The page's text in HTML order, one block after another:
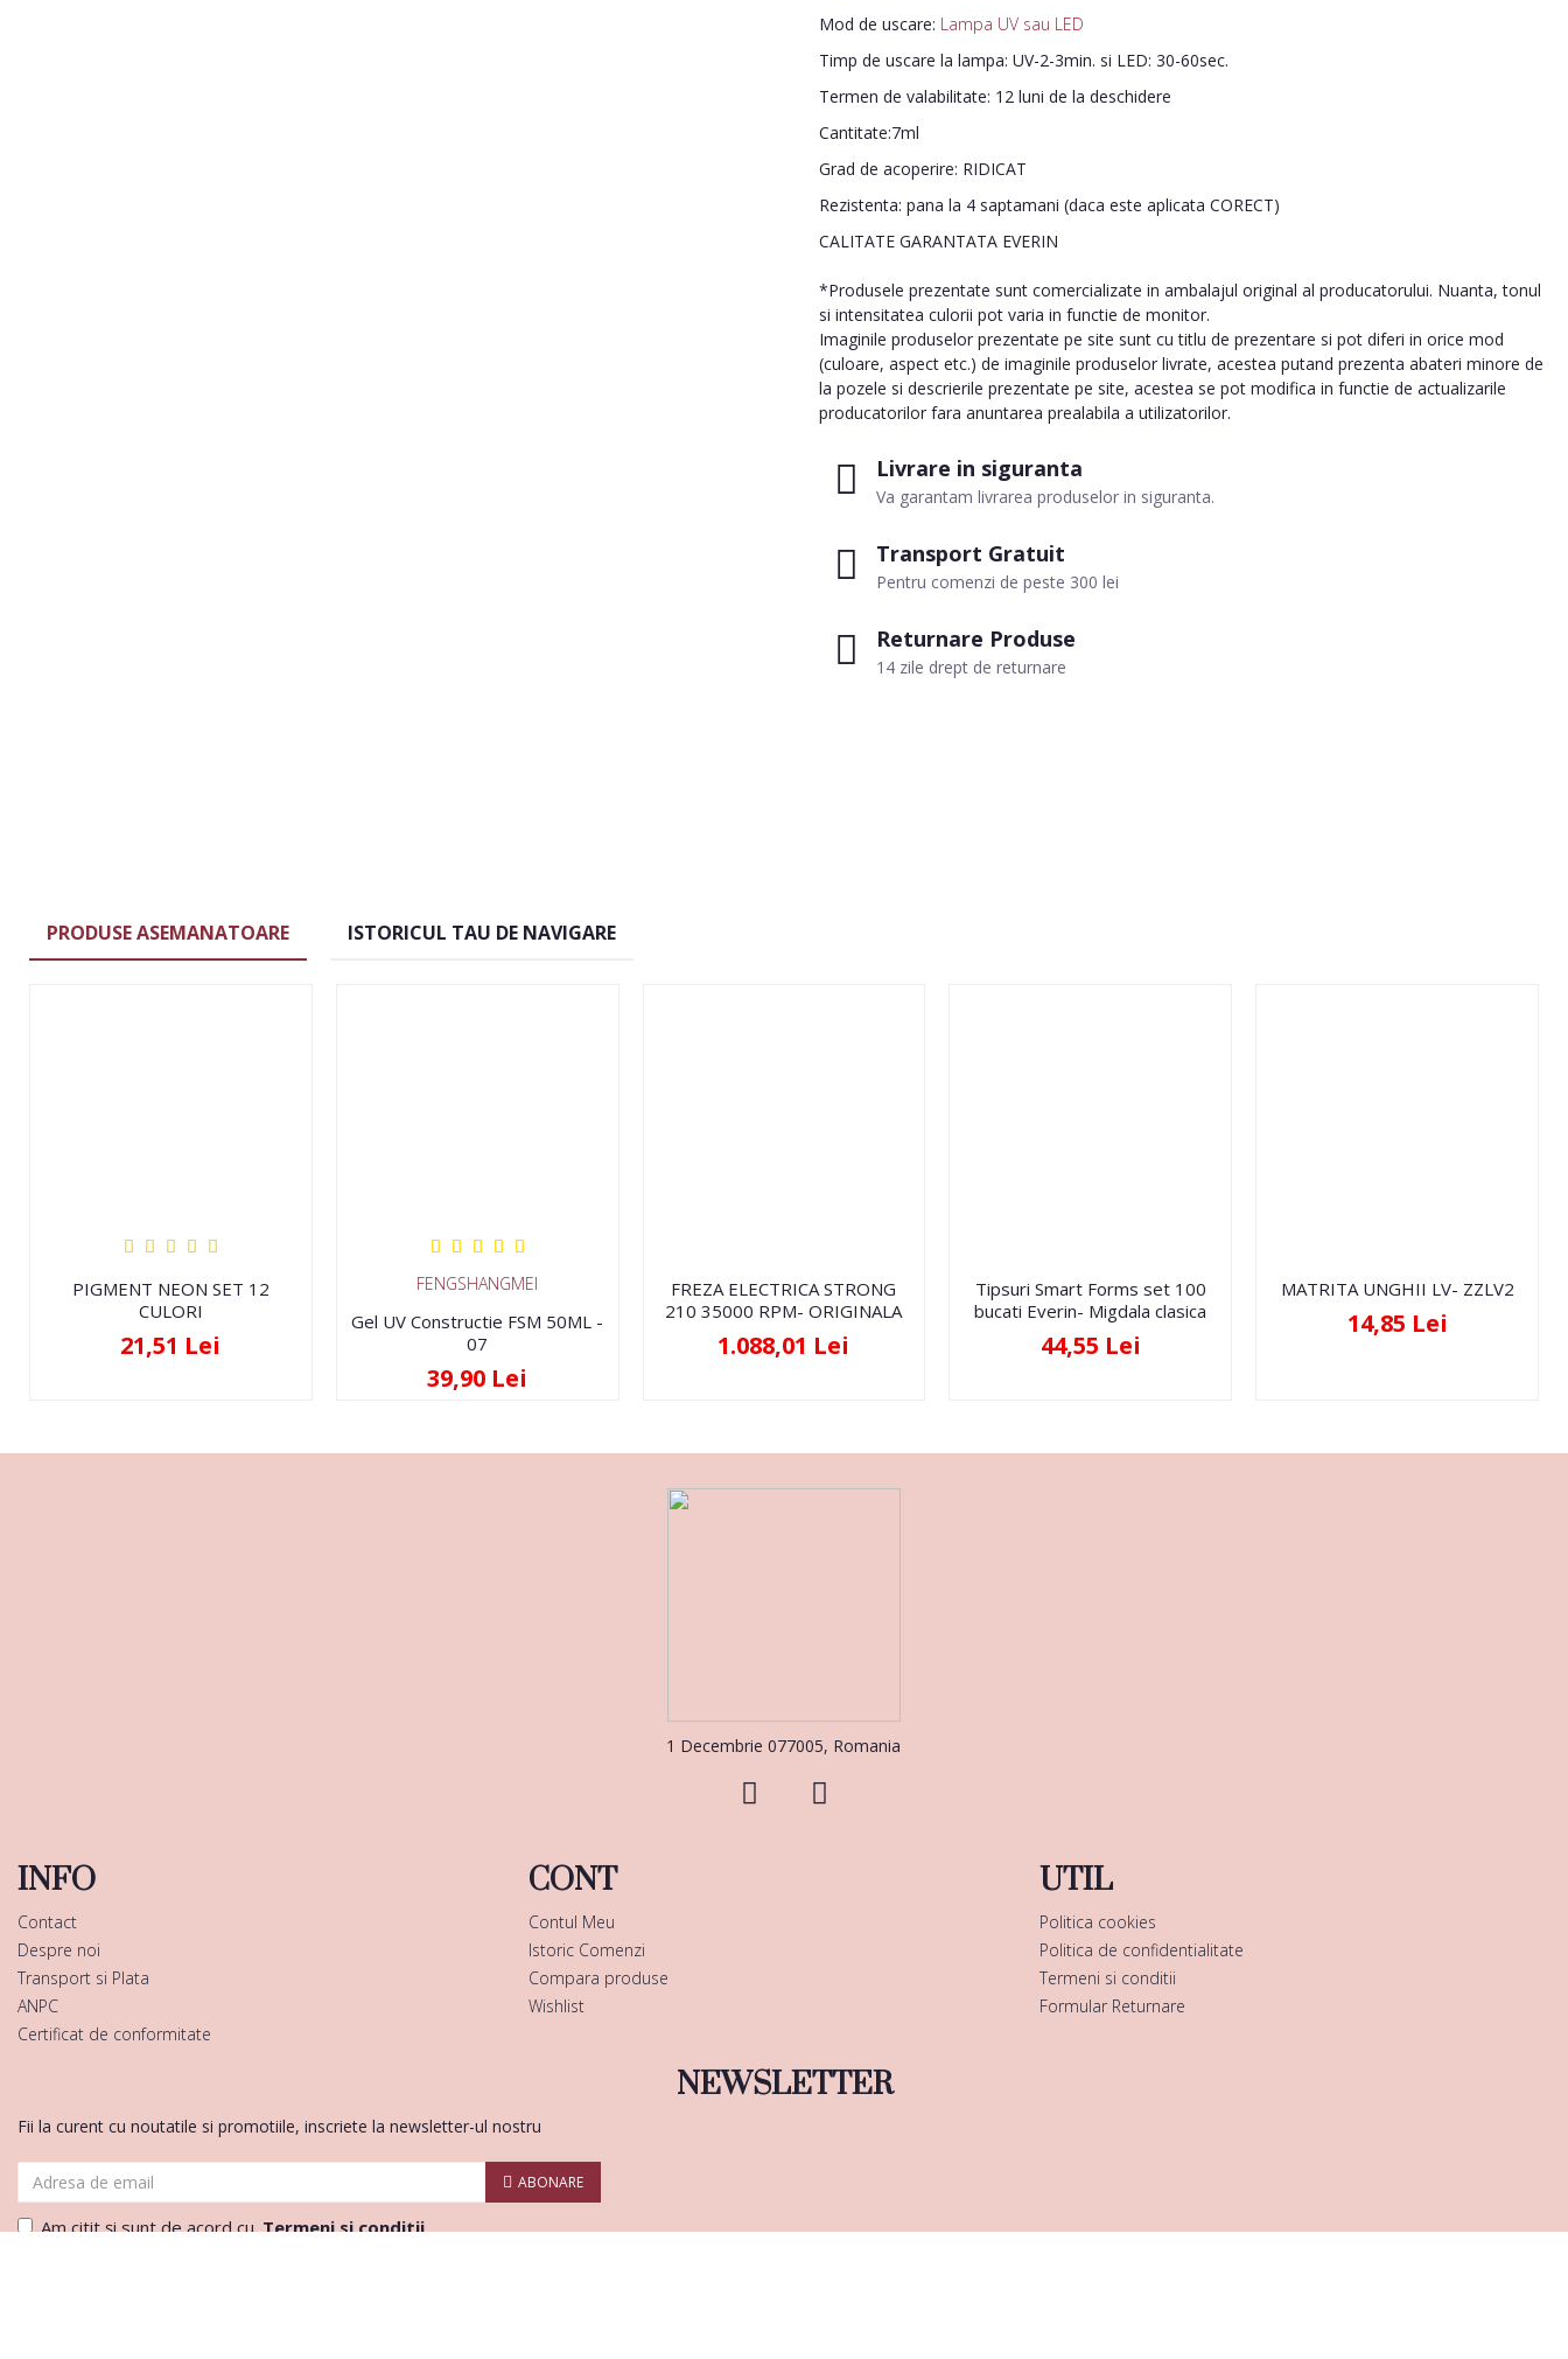
Livrare in siguranta
Va garantam livrarea produselor in siguranta.
Transport Gratuit
Pentru comenzi de peste 300 lei
Returnare Produse
14 zile drept de returnare
Mod de uscare: Lampa UV sau LED
Timp de uscare la lampa: UV-2-3min. si LED: 30-60sec.
Termen de valabilitate: 12 luni de la deschidere
Cantitate:7ml
Grad de acoperire: RIDICAT
Rezistenta: pana la 4 saptamani (daca este aplicata CORECT)
CALITATE GARANTATA EVERIN
*Produsele prezentate sunt comercializate in ambalajul original al producatorului. Nuanta, tonul
si intensitatea culorii pot varia in functie de monitor.
Imaginile produselor prezentate pe site sunt cu titlu de prezentare si pot diferi in orice mod
(culoare, aspect etc.) de imaginile produselor livrate, acestea putand prezenta abateri minore de
la pozele si descrierile prezentate pe site, acestea se pot modifica in functie de actualizarile
producatorilor fara anuntarea prealabila a utilizatorilor.
PRODUSE ASEMANATOARE ISTORICUL TAU DE NAVIGARE
PIGMENT NEON SET 12
CULORI
21,51 Lei
FENGSHANGMEI
Gel UV Constructie FSM 50ML -
07
39,90 Lei
FREZA ELECTRICA STRONG
210 35000 RPM- ORIGINALA
1.088,01 Lei
Tipsuri Smart Forms set 100
bucati Everin- Migdala clasica
44,55 Lei
MATRITA UNGHII LV- ZZLV2
14,85 Lei
1 Decembrie 077005, Romania
INFO
Contact
Despre noi
Transport si Plata
ANPC
Certificat de conformitate
CONT
Contul Meu
Istoric Comenzi
Compara produse
Wishlist
UTIL
Politica cookies
Politica de confidentialitate
Termeni si conditii
Formular Returnare
NEWSLETTER
Fii la curent cu noutatile si promotiile, inscriete la newsletter-ul nostru
ABONARE
Am citit şi sunt de acord cuTermeni si conditii